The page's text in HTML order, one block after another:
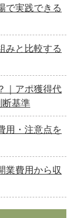
で実践できる
みと比較する
｜アポ獲得代
基準
用・注意点を
業費用から収